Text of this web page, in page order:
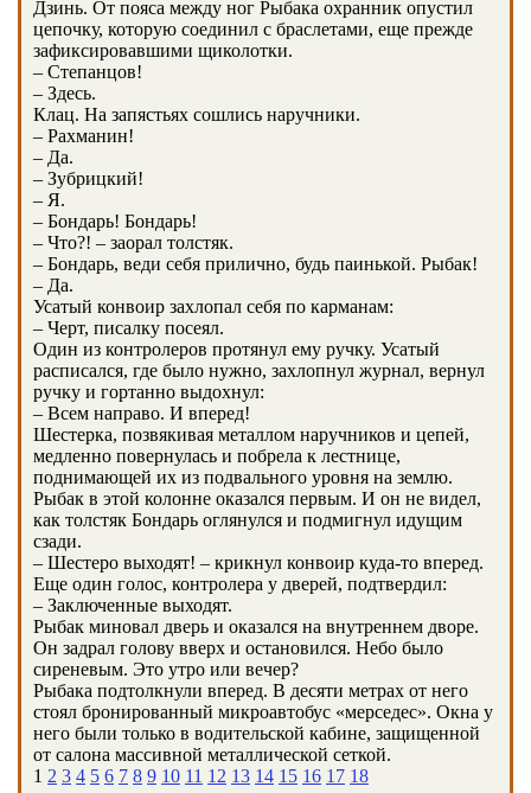
Дзинь. От пояса между ног Рыбака охранник опустил
цепочку, которую соединил с браслетами, еще прежде
зафиксировавшими щиколотки.
– Степанцов!
– Здесь.
Клац. На запястьях сошлись наручники.
– Рахманин!
– Да.
– Зубрицкий!
– Я.
– Бондарь! Бондарь!
– Что?! – заорал толстяк.
– Бондарь, веди себя прилично, будь паинькой. Рыбак!
– Да.
Усатый конвоир захлопал себя по карманам:
– Черт, писалку посеял.
Один из контролеров протянул ему ручку. Усатый
расписался, где было нужно, захлопнул журнал, вернул
ручку и гортанно выдохнул:
– Всем направо. И вперед!
Шестерка, позвякивая металлом наручников и цепей,
медленно повернулась и побрела к лестнице,
поднимающей их из подвального уровня на землю.
Рыбак в этой колонне оказался первым. И он не видел,
как толстяк Бондарь оглянулся и подмигнул идущим
сзади.
– Шестеро выходят! – крикнул конвоир куда-то вперед.
Еще один голос, контролера у дверей, подтвердил:
– Заключенные выходят.
Рыбак миновал дверь и оказался на внутреннем дворе.
Он задрал голову вверх и остановился. Небо было
сиреневым. Это утро или вечер?
Рыбака подтолкнули вперед. В десяти метрах от него
стоял бронированный микроавтобус «мерседес». Окна у
него были только в водительской кабине, защищенной
от салона массивной металлической сеткой.
1 2 3 4 5 6 7 8 9 10 11 12 13 14 15 16 17 18